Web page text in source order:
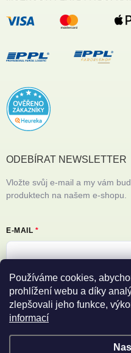
Používáme cookies,
prohlížení webu a díky
zlepšovali jeho funkce,
informací
ODEBÍRAT NEWSLETTER
Vložte svůj e-mail a my vám
produktech na našem e-shopu.
E-MAIL
Vložením e-mailu souhlasíte s
Přihlásit se